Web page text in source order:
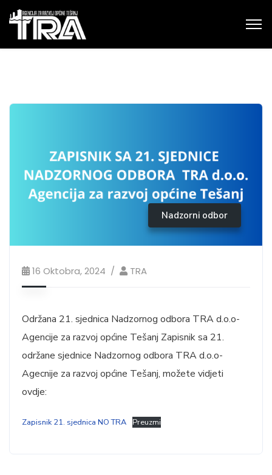
Nadzorni odbor
16 Oktobra, 2024 TRA
Održana 21. sjednica Nadzornog odbora TRA d.o.o-
Agencije za razvoj općine Tešanj Zapisnik sa 21.
održane sjednice Nadzornog odbora TRA d.o.o-
Agecnije za razvoj općine Tešanj, možete vidjeti
ovdje:
Zapisnik 21. sjednica NO TRA Preuzmi